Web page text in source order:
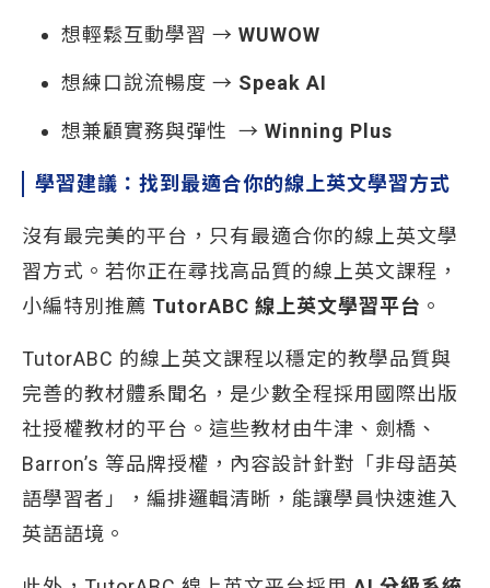
想輕鬆互動學習 → WUWOW
想練口說流暢度 → Speak AI
想兼顧實務與彈性 → Winning Plus
學習建議：找到最適合你的線上英文學習方式
沒有最完美的平台，只有最適合你的線上英文學
習方式。若你正在尋找高品質的線上英文課程，
小編特別推薦 TutorABC 線上英文學習平台 。
TutorABC 的線上英文課程以穩定的教學品質與
完善的教材體系聞名，是少數全程採用國際出版
社授權教材的平台。這些教材由牛津、劍橋、
Barron’s 等品牌授權，內容設計針對「非母語英
語學習者」，編排邏輯清晰，能讓學員快速進入
英語語境。